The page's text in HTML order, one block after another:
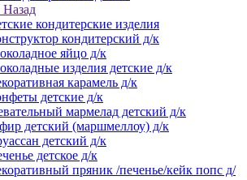
Назад
кондитерские изделия
кондитерский д/к
яйцо д/к
изделия детские д/к
карамель д/к
детские д/к
мармелад детский д/к
детский (маршмеллоу) д/к
детский д/к
детское д/к
пряник /печенье/кейк попс д/